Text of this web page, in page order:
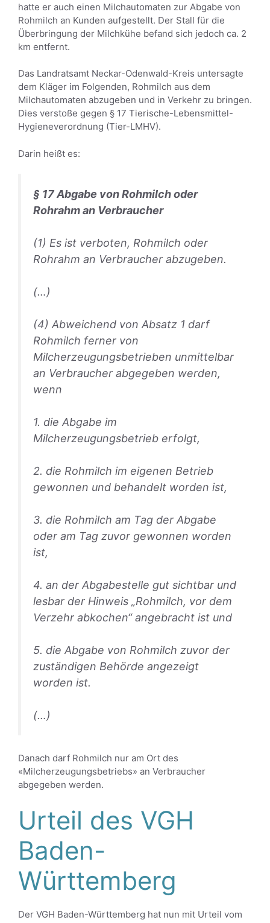
hatte er auch einen Milchautomaten zur Abgabe von
Rohmilch an Kunden aufgestellt. Der Stall für die
Überbringung der Milchkühe befand sich jedoch ca. 2
km entfernt.
Das Landratsamt Neckar-Odenwald-Kreis untersagte
dem Kläger im Folgenden, Rohmilch aus dem
Milchautomaten abzugeben und in Verkehr zu bringen.
Dies verstoße gegen § 17 Tierische-Lebensmittel-
Hygieneverordnung (Tier-LMHV).
Darin heißt es:
§ 17 Abgabe von Rohmilch oder
Rohrahm an Verbraucher
(1) Es ist verboten, Rohmilch oder
Rohrahm an Verbraucher abzugeben.
(…)
(4) Abweichend von Absatz 1 darf
Rohmilch ferner von
Milcherzeugungsbetrieben unmittelbar
an Verbraucher abgegeben werden,
wenn
1. die Abgabe im
Milcherzeugungsbetrieb erfolgt,
2. die Rohmilch im eigenen Betrieb
gewonnen und behandelt worden ist,
3. die Rohmilch am Tag der Abgabe
oder am Tag zuvor gewonnen worden
ist,
4. an der Abgabestelle gut sichtbar und
lesbar der Hinweis „Rohmilch, vor dem
Verzehr abkochen“ angebracht ist und
5. die Abgabe von Rohmilch zuvor der
zuständigen Behörde angezeigt
worden ist.
(…)
Danach darf Rohmilch nur am Ort des
«Milcherzeugungsbetriebs» an Verbraucher
abgegeben werden.
Urteil des VGH
Baden-
Württemberg
Der VGH Baden-Württemberg hat nun mit Urteil vom